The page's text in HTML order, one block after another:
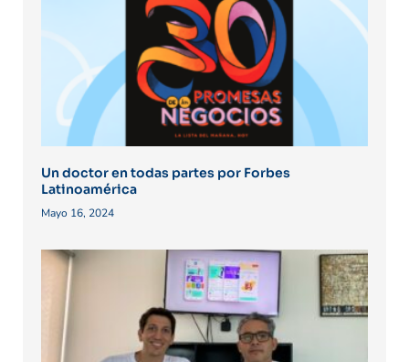
Un doctor en todas partes por Forbes
Latinoamérica
Mayo 16, 2024